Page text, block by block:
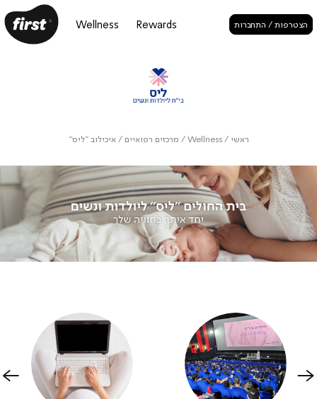
הצטרפות / התחברות Rewards
Wellness
ראשי /
Wellness
/ מרכזים רפואיים / איכילוב "ליס"